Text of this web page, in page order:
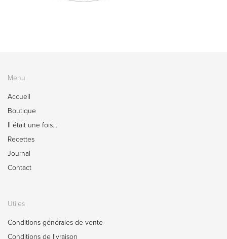
Menu
Accueil
Boutique
Il était une fois…
Recettes
Journal
Contact
Utiles
Conditions générales de vente
Conditions de livraison